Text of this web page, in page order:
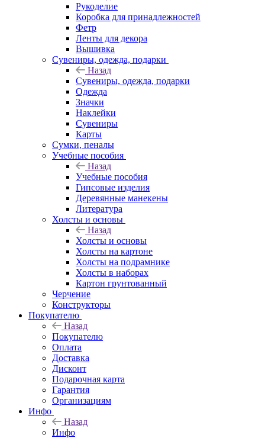
Рукоделие
Коробка для принадлежностей
Фетр
Ленты для декора
Вышивка
Сувениры, одежда, подарки
Назад
Сувениры, одежда, подарки
Одежда
Значки
Наклейки
Сувениры
Карты
Сумки, пеналы
Учебные пособия
Назад
Учебные пособия
Гипсовые изделия
Деревянные манекены
Литература
Холсты и основы
Назад
Холсты и основы
Холсты на картоне
Холсты на подрамнике
Холсты в наборах
Картон грунтованный
Черчение
Конструкторы
Покупателю
Назад
Покупателю
Оплата
Доставка
Дисконт
Подарочная карта
Гарантия
Организациям
Инфо
Назад
Инфо